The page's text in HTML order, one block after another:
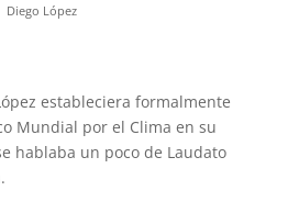
Diego López
estableciera formalmente
Mundial por el Clima en su
hablaba un poco de Laudato